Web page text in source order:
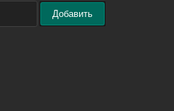
Добавить